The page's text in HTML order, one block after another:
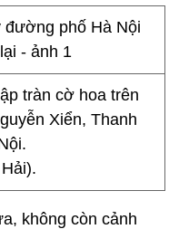
tràn cờ hoa trên
Xiển, Thanh
không còn cảnh